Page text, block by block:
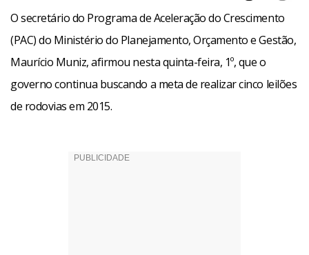
O secretário do Programa de Aceleração do Crescimento
(PAC) do Ministério do Planejamento, Orçamento e Gestão,
Maurício Muniz, afirmou nesta quinta-feira, 1º, que o
governo continua buscando a meta de realizar cinco leilões
de rodovias em 2015.